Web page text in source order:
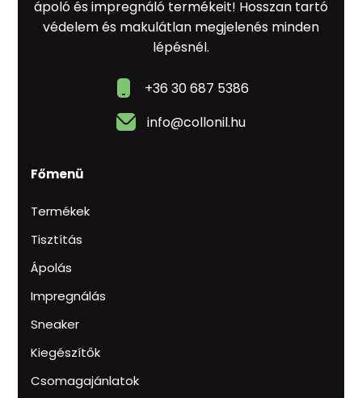
ápoló és impregnáló termékeit! Hosszan tartó
védelem és makulátlan megjelenés minden
lépésnél.
+36 30 687 5386
info@collonil.hu
Főmenü
Termékek
Tisztítás
Ápolás
Impregnálás
Sneaker
Kiegészítők
Csomagajánlatok